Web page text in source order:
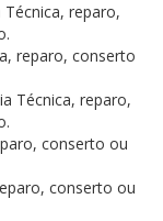
Técnica, reparo,
reparo, conserto
Técnica, reparo,
conserto ou
conserto ou